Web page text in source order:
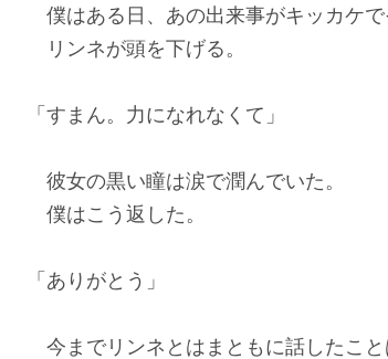
僕はある日、あの出来事がキッカケで
リンネが頭を下げる。
「すまん。力になれなくて」
彼女の黒い瞳は涙で潤んでいた。
僕はこう返した。
「ありがとう」
今までリンネとはまともに話したこと